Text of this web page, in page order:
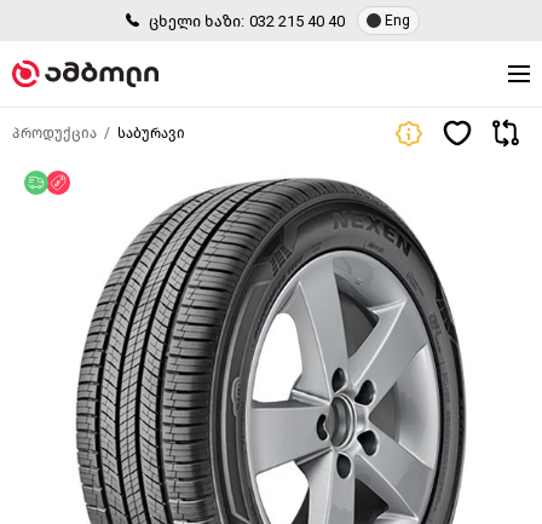
ცხელი ხაზი: 032 215 40 40 Eng
პროდუქცია საბურავი
უფასო მიწოდება